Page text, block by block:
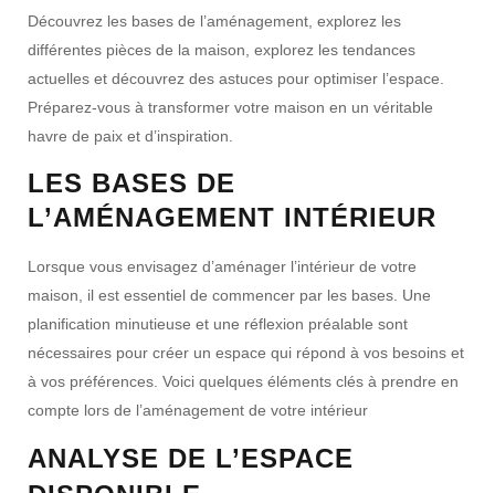
Découvrez les bases de l’aménagement, explorez les
différentes pièces de la maison, explorez les tendances
actuelles et découvrez des astuces pour optimiser l’espace.
Préparez-vous à transformer votre maison en un véritable
havre de paix et d’inspiration.
LES BASES DE
L’AMÉNAGEMENT INTÉRIEUR
Lorsque vous envisagez d’aménager l’intérieur de votre
maison, il est essentiel de commencer par les bases. Une
planification minutieuse et une réflexion préalable sont
nécessaires pour créer un espace qui répond à vos besoins et
à vos préférences. Voici quelques éléments clés à prendre en
compte lors de l’aménagement de votre intérieur
ANALYSE DE L’ESPACE